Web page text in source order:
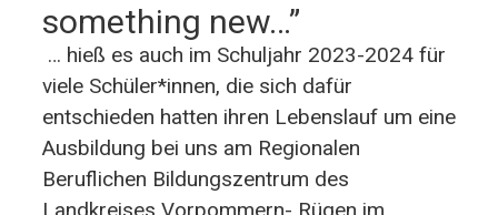
something new…”
… hieß es auch im Schuljahr 2023-2024 für
viele Schüler*innen, die sich dafür
entschieden hatten ihren Lebenslauf um eine
Ausbildung bei uns am Regionalen
Beruflichen Bildungszentrum des
Landkreises Vorpommern- Rügen im